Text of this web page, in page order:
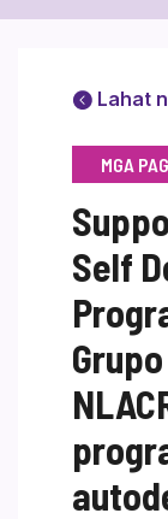
Lahat
MGA
Self